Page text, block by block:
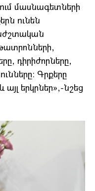
մասնագետների
ունեն
դիրիժորները,
Գրքերը
երկրներ»,-նշեց